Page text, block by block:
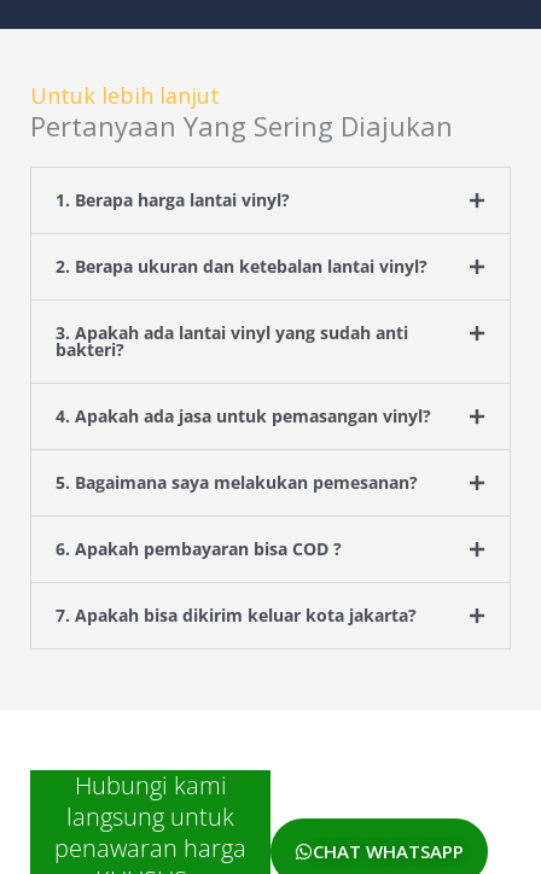
Untuk lebih lanjut
Pertanyaan Yang Sering Diajukan
1. Berapa harga lantai vinyl?
2. Berapa ukuran dan ketebalan lantai vinyl?
3. Apakah ada lantai vinyl yang sudah anti
bakteri?
4. Apakah ada jasa untuk pemasangan vinyl?
5. Bagaimana saya melakukan pemesanan?
6. Apakah pembayaran bisa COD ?
7. Apakah bisa dikirim keluar kota jakarta?
Hubungi kami
langsung untuk
penawaran harga
CHAT WHATSAPP